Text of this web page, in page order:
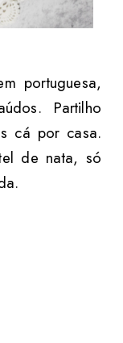
portuguesa,
Partilho
cá por casa.
de nata, só